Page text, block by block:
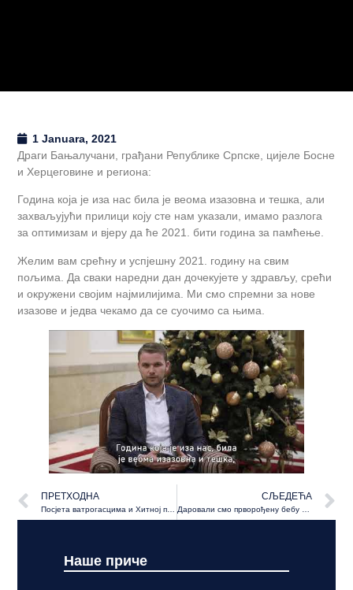
1 Januara, 2021
Драги Бањалучани, грађани Републике Српске, цијеле Босне
и Херцеговине и региона:
Година која је иза нас била је веома изазовна и тешка, али
захваљујући прилици коју сте нам указали, имамо разлога
за оптимизам и вјеру да ће 2021. бити година за памћење.
Желим вам срећну и успјешну 2021. годину на свим
пољима. Да сваки наредни дан дочекујете у здрављу, срећи
и окружени својим најмилијима. Ми смо спремни за нове
изазове и једва чекамо да се суочимо са њима.
ПРЕТХОДНА СЉЕДЕЋА
Наше приче